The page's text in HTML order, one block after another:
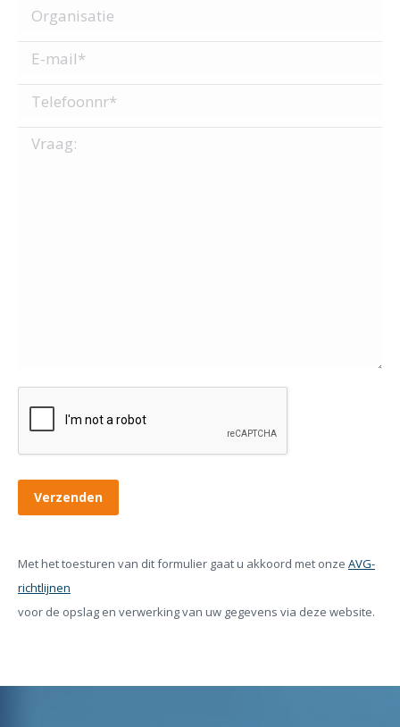
Met het toesturen van dit formulier gaat u akkoord met onze AVG-
richtlijnen
voor de opslag en verwerking van uw gegevens via deze website.